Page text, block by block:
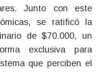
Junto con este
se ratificó la
de $70.000, un
exclusiva para
que perciben el